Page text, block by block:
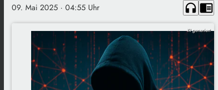
09. Mai 2025 · 04:55 Uhr headphones chrome_reader_mode
KI generiert